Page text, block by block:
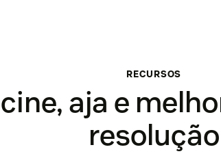
RECURSOS
aja e
resolução